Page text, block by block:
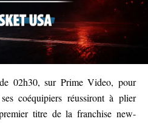
02h30, sur Prime Video, pour
coéquipiers réussiront à plier
titre de la franchise new-